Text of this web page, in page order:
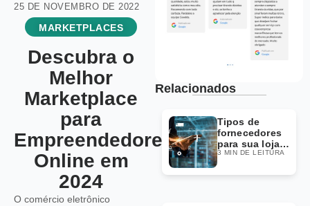
25 DE NOVEMBRO DE 2022
MARKETPLACES
Descubra o
Melhor
Marketplace
para
Empreendedores
Online em
2024
O comércio eletrônico
Relacionados
Tipos de
fornecedores
para sua loja
Dropshipping
3 MIN DE LEITURA